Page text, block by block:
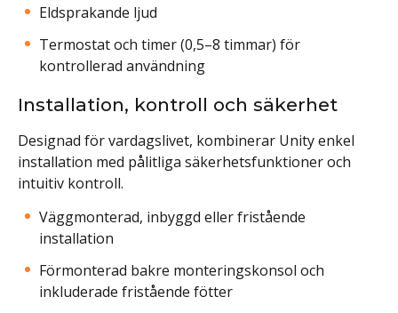
Eldsprakande ljud
Termostat och timer (0,5–8 timmar) för
kontrollerad användning
Installation, kontroll och säkerhet
Designad för vardagslivet, kombinerar Unity enkel
installation med pålitliga säkerhetsfunktioner och
intuitiv kontroll.
Väggmonterad, inbyggd eller fristående
installation
Förmonterad bakre monteringskonsol och
inkluderade fristående fötter